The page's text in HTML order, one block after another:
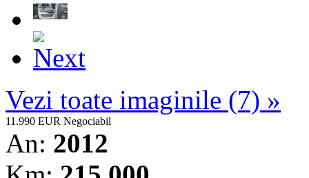
Vezi toate imaginile (7) »
11.990 EUR Negociabil
An: 2012